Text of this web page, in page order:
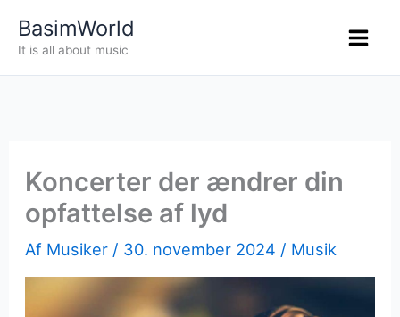
BasimWorld
It is all about music
Koncerter der ændrer din
opfattelse af lyd
Af Musiker / 30. november 2024 / Musik